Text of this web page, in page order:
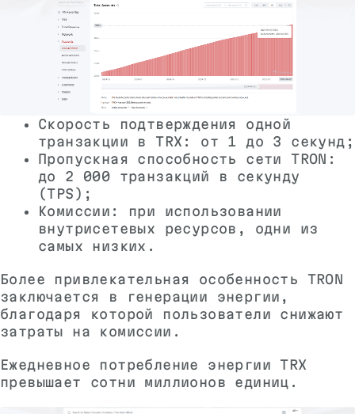
Скорость подтверждения одной
транзакции в TRX: от 1 до 3 секунд;
Пропускная способность сети TRON:
до 2 000 транзакций в секунду
(TPS);
Комиссии: при использовании
внутрисетевых ресурсов, одни из
самых низких.
Более привлекательная особенность TRON
заключается в генерации энергии,
благодаря которой пользователи снижают
затраты на комиссии.
Ежедневное потребление энергии TRX
превышает сотни миллионов единиц.